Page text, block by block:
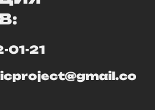
01-21